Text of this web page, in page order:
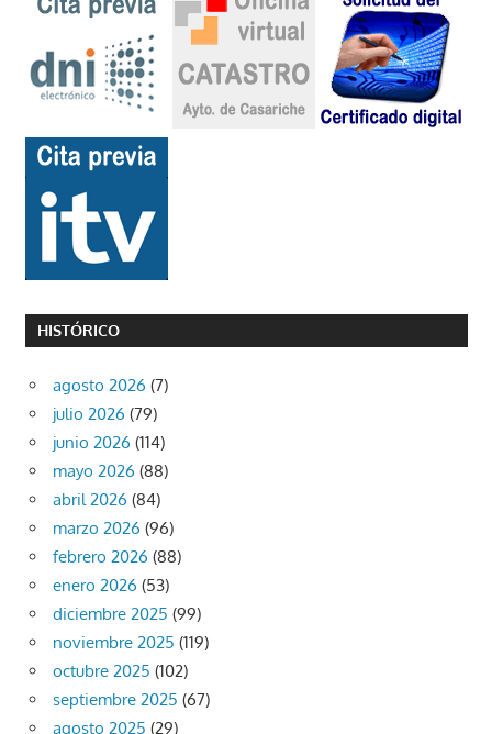
HISTÓRICO
agosto 2026 (7)
julio 2026 (79)
junio 2026 (114)
mayo 2026 (88)
abril 2026 (84)
marzo 2026 (96)
febrero 2026 (88)
enero 2026 (53)
diciembre 2025 (99)
noviembre 2025 (119)
octubre 2025 (102)
septiembre 2025 (67)
agosto 2025 (29)